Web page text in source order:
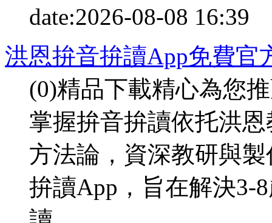
date:2026-08-08 16:39
洪恩拚音拚讀App免費官
(0)精品下載精心為您
掌握拚音拚讀依托洪
方法論，資深教研與
拚讀App，旨在解決3-